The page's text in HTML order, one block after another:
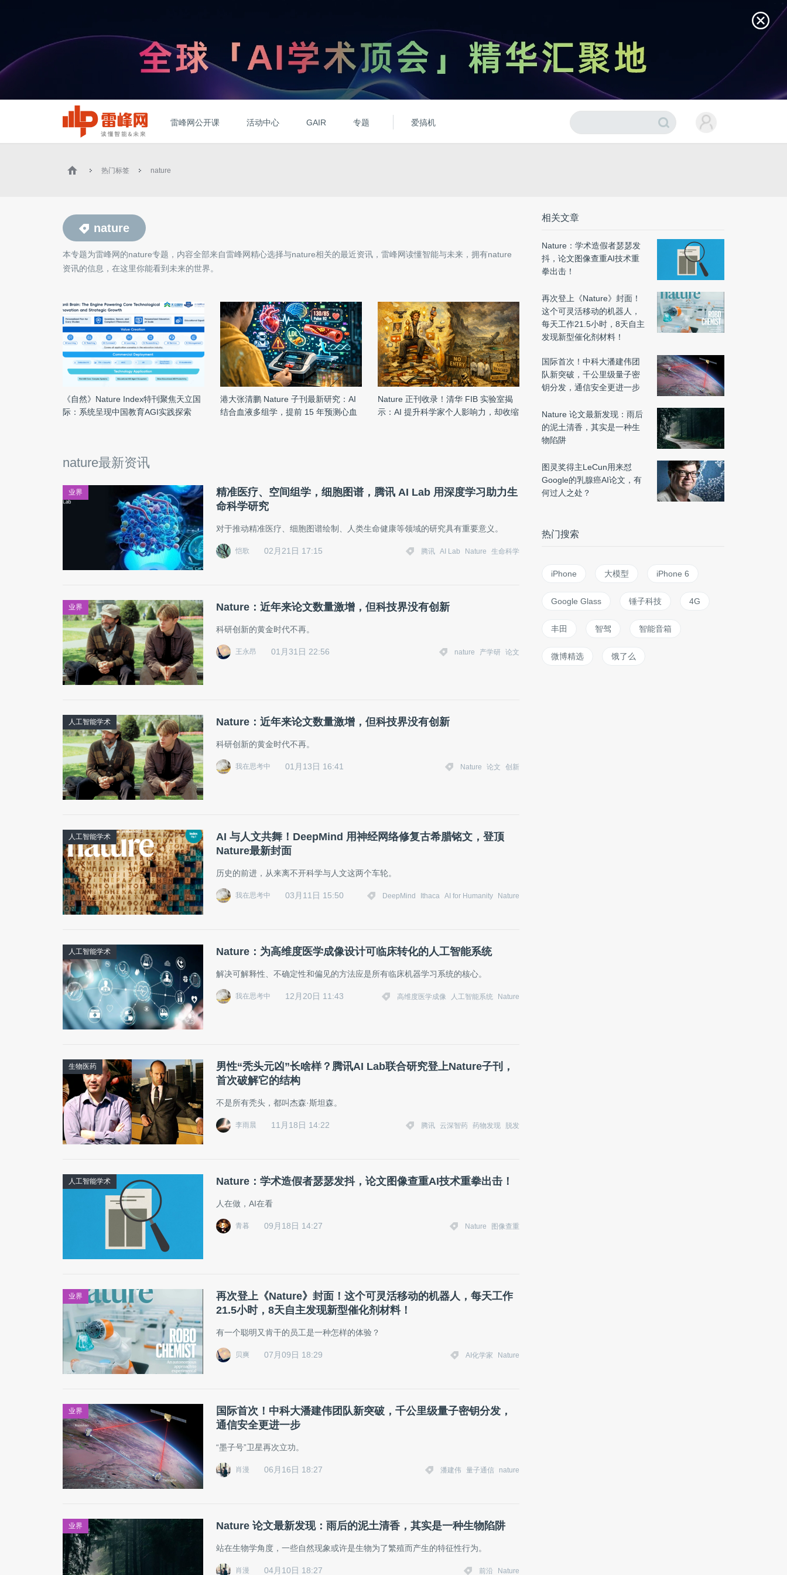
雷峰网公开课 活动中心 GAIR 专题 爱搞机
热门标签 nature
nature
本专题为雷峰网的nature专题，内容全部来自雷峰网精心选择与nature相关的最近资讯，雷峰网读懂智能与未来，拥有nature
资讯的信息，在这里你能看到未来的世界。
《自然》Nature Index特刊聚焦天立国
际：系统呈现中国教育AGI实践探索
港大张清鹏 Nature 子刊最新研究：AI
结合血液多组学，提前 15 年预测心血
Nature 正刊收录！清华 FIB 实验室揭
示：AI 提升科学家个人影响力，却收缩
nature最新资讯
业界
精准医疗、空间组学，细胞图谱，腾讯 AI Lab 用深度学习助力生
命科学研究
对于推动精准医疗、细胞图谱绘制、人类生命健康等领域的研究具有重要意义。
恺歌 02月21日 17:15 腾讯 AI Lab Nature 生命科学
业界 Nature：近年来论文数量激增，但科技界没有创新
科研创新的黄金时代不再。
王永昂 01月31日 22:56 nature 产学研 论文
人工智能学术 Nature：近年来论文数量激增，但科技界没有创新
科研创新的黄金时代不再。
我在思考中 01月13日 16:41 Nature 论文 创新
人工智能学术
AI 与人文共舞！DeepMind 用神经网络修复古希腊铭文，登顶
Nature最新封面
历史的前进，从来离不开科学与人文这两个车轮。
我在思考中 03月11日 15:50 DeepMind Ithaca AI for Humanity Nature
人工智能学术 Nature：为高维度医学成像设计可临床转化的人工智能系统
解决可解释性、不确定性和偏见的方法应是所有临床机器学习系统的核心。
我在思考中 12月20日 11:43 高维度医学成像 人工智能系统 Nature
生物医药
男性“秃头元凶”长啥样？腾讯AI Lab联合研究登上Nature子刊，
首次破解它的结构
不是所有秃头，都叫杰森·斯坦森。
李雨晨 11月18日 14:22 腾讯 云深智药 药物发现 脱发
人工智能学术 Nature：学术造假者瑟瑟发抖，论文图像查重AI技术重拳出击！
人在做，AI在看
青暮 09月18日 14:27 Nature 图像查重
业界
再次登上《Nature》封面！这个可灵活移动的机器人，每天工作
21.5小时，8天自主发现新型催化剂材料！
有一个聪明又肯干的员工是一种怎样的体验？
贝爽 07月09日 18:29 AI化学家 Nature
业界
国际首次！中科大潘建伟团队新突破，千公里级量子密钥分发，
通信安全更进一步
“墨子号”卫星再次立功。
肖漫 06月16日 18:27 潘建伟 量子通信 nature
业界 Nature 论文最新发现：雨后的泥土清香，其实是一种生物陷阱
站在生物学角度，一些自然现象或许是生物为了繁殖而产生的特征性行为。
肖漫 04月10日 18:27 前沿 Nature
相关文章
Nature：学术造假者瑟瑟发
抖，论文图像查重AI技术重
拳出击！
再次登上《Nature》封面！
这个可灵活移动的机器人，
每天工作21.5小时，8天自主
发现新型催化剂材料！
国际首次！中科大潘建伟团
队新突破，千公里级量子密
钥分发，通信安全更进一步
Nature 论文最新发现：雨后
的泥土清香，其实是一种生
物陷阱
图灵奖得主LeCun用来怼
Google的乳腺癌AI论文，有
何过人之处？
热门搜索
iPhone 大模型 iPhone 6
Google Glass 锤子科技 4G
丰田 智驾 智能音箱
微博精选 饿了么